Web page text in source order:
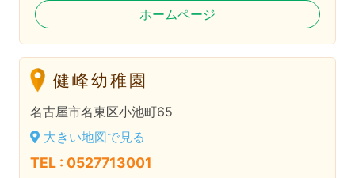
ホームページ
健峰幼稚園
名古屋市名東区小池町65
大きい地図で見る
TEL : 0527713001